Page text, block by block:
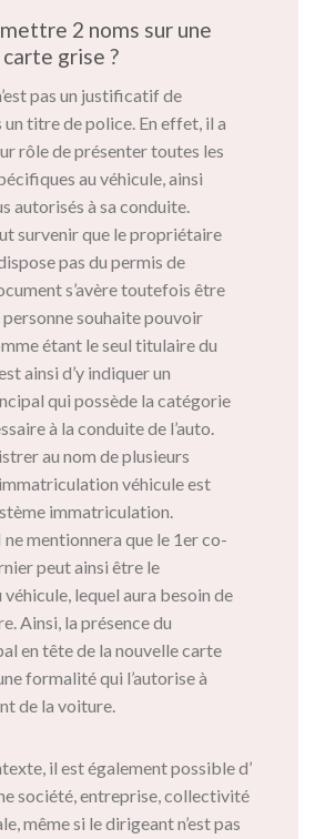
2 noms sur une
carte grise ?
pas un justificatif de
titre de police. En effet, il a
rôle de présenter toutes les
au véhicule, ainsi
autorisés à sa conduite.
survenir que le propriétaire
pas du permis de
s’avère toutefois être
personne souhaite pouvoir
étant le seul titulaire du
ainsi d’y indiquer un
qui possède la catégorie
à la conduite de l’auto.
au nom de plusieurs
véhicule est
immatriculation.
mentionnera que le 1erco-
peut ainsi être le
lequel aura besoin de
Ainsi, la présence du
en tête de la nouvelle carte
formalité qui l’autorise à
de la voiture.
il est également possible d’
société, entreprise, collectivité
même si le dirigeant n’est pas